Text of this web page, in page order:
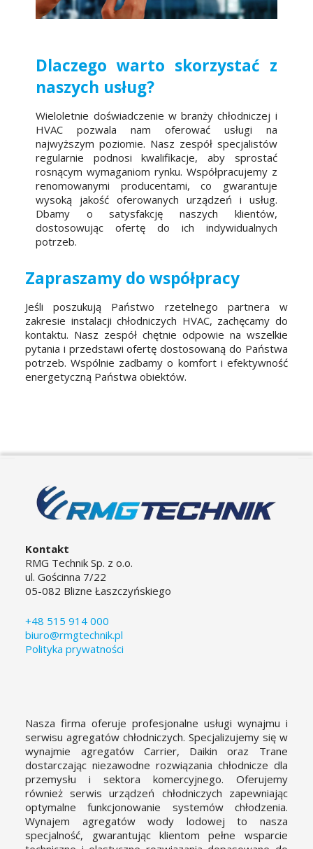
Dlaczego warto skorzystać z
naszych usług?
Wieloletnie doświadczenie w branży chłodniczej i
HVAC pozwala nam oferować usługi na
najwyższym poziomie. Nasz zespół specjalistów
regularnie podnosi kwalifikacje, aby sprostać
rosnącym wymaganiom rynku. Współpracujemy z
renomowanymi producentami, co gwarantuje
wysoką jakość oferowanych urządzeń i usług.
Dbamy o satysfakcję naszych klientów,
dostosowując ofertę do ich indywidualnych
potrzeb.
Zapraszamy do współpracy
Jeśli poszukują Państwo rzetelnego partnera w
zakresie instalacji chłodniczych HVAC, zachęcamy do
kontaktu. Nasz zespół chętnie odpowie na wszelkie
pytania i przedstawi ofertę dostosowaną do Państwa
potrzeb. Wspólnie zadbamy o komfort i efektywność
energetyczną Państwa obiektów.
Kontakt
RMG Technik Sp. z o.o.
ul. Gościnna 7/22
05-082 Blizne Łaszczyńskiego
+48 515 914 000
biuro@rmgtechnik.pl
Polityka prywatności
Nasza firma oferuje profesjonalne usługi wynajmu i
serwisu agregatów chłodniczych. Specjalizujemy się w
wynajmie agregatów Carrier, Daikin oraz Trane
dostarczając niezawodne rozwiązania chłodnicze dla
przemysłu i sektora komercyjnego. Oferujemy
również serwis urządzeń chłodniczych zapewniając
optymalne funkcjonowanie systemów chłodzenia.
Wynajem agregatów wody lodowej to nasza
specjalność, gwarantując klientom pełne wsparcie